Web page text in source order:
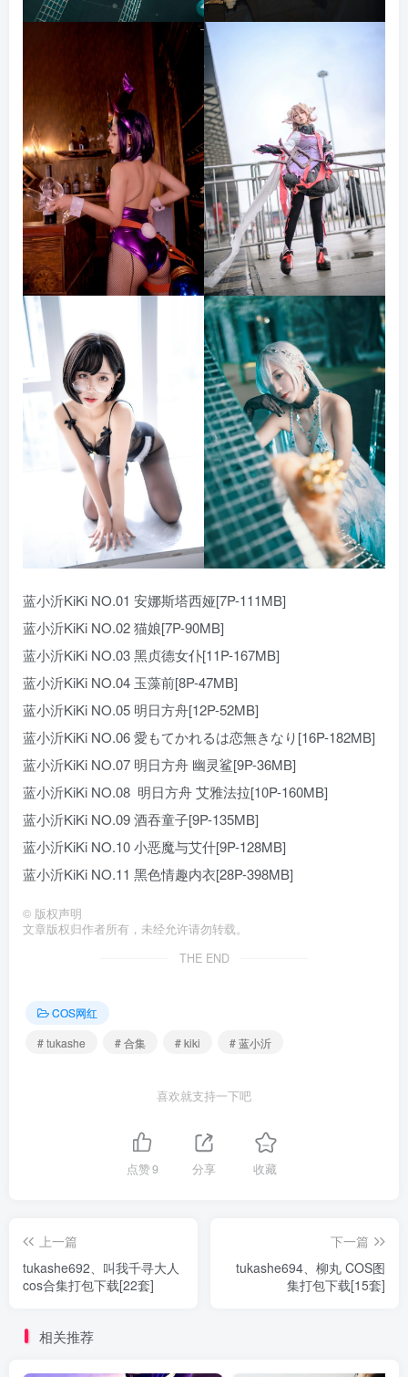
蓝小沂KiKi NO.01 安娜斯塔西娅[7P-111MB]
蓝小沂KiKi NO.02 猫娘[7P-90MB]
蓝小沂KiKi NO.03 黑贞德女仆[11P-167MB]
蓝小沂KiKi NO.04 玉藻前[8P-47MB]
蓝小沂KiKi NO.05 明日方舟[12P-52MB]
蓝小沂KiKi NO.06 愛もてかれるは恋無きなり[16P-182MB]
蓝小沂KiKi NO.07 明日方舟 幽灵鲨[9P-36MB]
蓝小沂KiKi NO.08 明日方舟 艾雅法拉[10P-160MB]
蓝小沂KiKi NO.09 酒吞童子[9P-135MB]
蓝小沂KiKi NO.10 小恶魔与艾什[9P-128MB]
蓝小沂KiKi NO.11 黑色情趣内衣[28P-398MB]
© 版权声明
文章版权归作者所有，未经允许请勿转载。
THE END
COS网红
# tukashe
# 合集 # kiki # 蓝小沂
喜欢就支持一下吧
点赞9 分享 收藏
上一篇
tukashe692、叫我千寻大人
cos合集打包下载[22套]
下一篇
tukashe694、柳丸 COS图
集打包下载[15套]
相关推荐